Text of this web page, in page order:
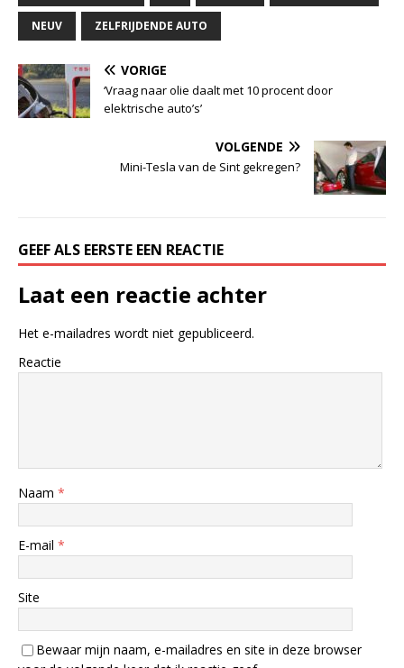
NEUV ZELFRIJDENDE AUTO
VORIGE
‘Vraag naar olie daalt met 10 procent door
elektrische auto’s’
VOLGENDE
Mini-Tesla van de Sint gekregen?
GEEF ALS EERSTE EEN REACTIE
Laat een reactie achter
Het e-mailadres wordt niet gepubliceerd.
Reactie
Naam *
E-mail *
Site
Bewaar mijn naam, e-mailadres en site in deze browser